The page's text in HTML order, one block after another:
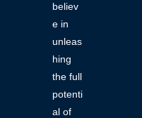
believ
e in
unleas
hing
the full
potenti
al of